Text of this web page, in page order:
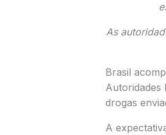
As
Brasil
Autoridades
drogas
A